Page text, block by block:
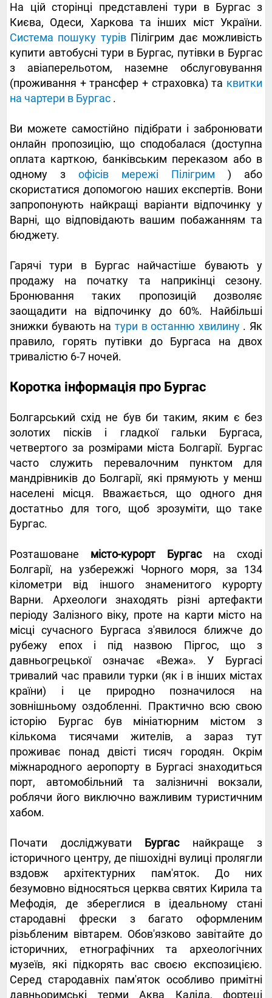
На цій сторінці представлені тури в Бургас з
Києва, Одеси, Харкова та інших міст України.
Система пошуку турівПілігрим дає можливість
купити автобусні тури в Бургас, путівки в Бургас
з авіаперельотом, наземне обслуговування
(проживання + трансфер + страховка) та квитки
на чартери в Бургас .
Ви можете самостійно підібрати і забронювати
онлайн пропозицію, що сподобалася (доступна
оплата карткою, банківським переказом або в
одному з офісів мережі Пілігрим ) або
скористатися допомогою наших експертів. Вони
запропонують найкращі варіанти відпочинку у
Варні, що відповідають вашим побажанням та
бюджету.
Гарячі тури в Бургас найчастіше бувають у
продажу на початку та наприкінці сезону.
Бронювання таких пропозицій дозволяє
заощадити на відпочинку до 60%. Найбільші
знижки бувають на тури в останню хвилину. Як
правило, горять путівки до Бургаса на двох
тривалістю 6-7 ночей.
Коротка інформація про Бургас
Болгарський схід не був би таким, яким є без
золотих пісків і гладкої гальки Бургаса,
четвертого за розмірами міста Болгарії. Бургас
часто служить перевалочним пунктом для
мандрівників до Болгарії, які прямують у менш
населені місця. Вважається, що одного дня
достатньо для того, щоб зрозуміти, що таке
Бургас.
Розташоване місто-курорт Бургасна сході
Болгарії, на узбережжі Чорного моря, за 134
кілометри від іншого знаменитого курорту
Варни. Археологи знаходять різні артефакти
періоду Залізного віку, проте на карти місто на
місці сучасного Бургаса з'явилося ближче до
рубежу епох і під назвою Піргос, що з
давньогрецької означає «Вежа». У Бургасі
тривалий час правили турки (як і в інших містах
країни) і це природно позначилося на
зовнішньому оздобленні. Практично всю свою
історію Бургас був мініатюрним містом з
кількома тисячами жителів, а зараз тут
проживає понад двісті тисяч городян. Окрім
міжнародного аеропорту в Бургасі знаходиться
порт, автомобільний та залізничні вокзали,
роблячи його виключно важливим туристичним
хабом.
Почати досліджувати Бургаснайкраще з
історичного центру, де пішохідні вулиці пролягли
вздовж архітектурних пам'яток. До них
безумовно відносяться церква святих Кирила та
Мефодія, де збереглися в ідеальному стані
стародавні фрески з багато оформленим
різьбленим вівтарем. Обов'язково завітайте до
історичних, етнографічних та археологічних
музеїв, які підкорять вас своєю експозицією.
Серед стародавніх пам'яток особливо примітні
давньоримські терми Аква Каліда, фортеці